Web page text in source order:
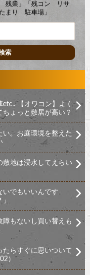
残業」「残コン リサ
まり 駐車場」
【オワコン】よく
ょっと敷居が高い？
い。お庭環境を整えた
敷地は浸水してえらい
いでもいいんです
もないし買い替えも
らすぐに思いついて
）